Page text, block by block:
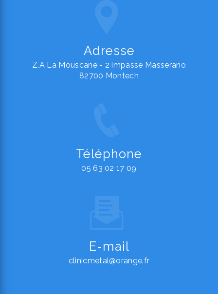
Adresse
Z.A La Mouscane - 2 impasse Masserano
82700 Montech
Téléphone
05 63 02 17 09
E-mail
clinicmetal@orange.fr